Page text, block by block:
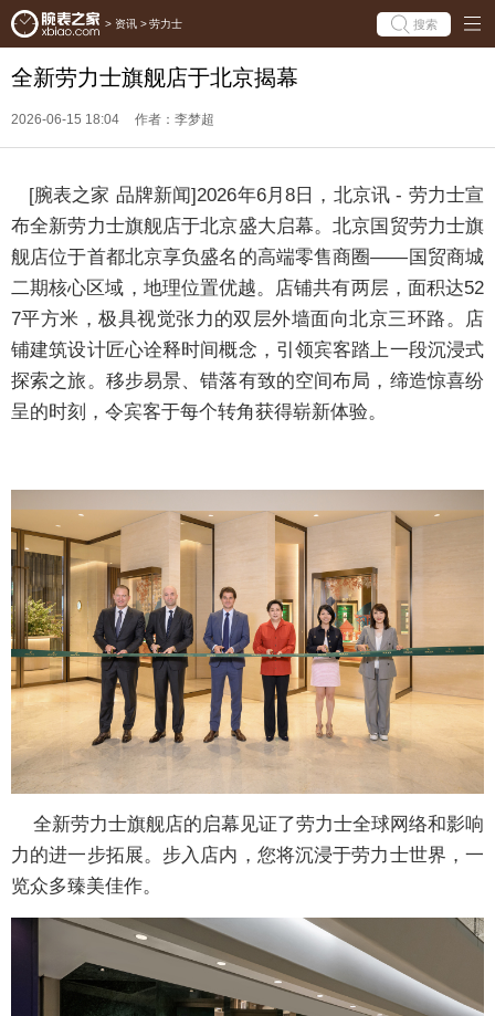
> 资讯 > 劳力士 搜索
全新劳力士旗舰店于北京揭幕
2026-06-15 18:04 作者：李梦超
[腕表之家 品牌新闻]2026年6月8日，北京讯 - 劳力士宣
布全新劳力士旗舰店于北京盛大启幕。北京国贸劳力士旗
舰店位于首都北京享负盛名的高端零售商圈——国贸商城
二期核心区域，地理位置优越。店铺共有两层，面积达52
7平方米，极具视觉张力的双层外墙面向北京三环路。店
铺建筑设计匠心诠释时间概念，引领宾客踏上一段沉浸式
探索之旅。移步易景、错落有致的空间布局，缔造惊喜纷
呈的时刻，令宾客于每个转角获得崭新体验。
全新劳力士旗舰店的启幕见证了劳力士全球网络和影响
力的进一步拓展。步入店内，您将沉浸于劳力士世界，一
览众多臻美佳作。